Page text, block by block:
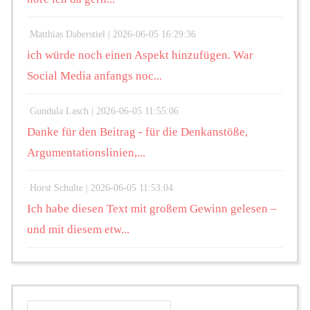
Matthias Daberstiel | 2026-06-05 16:29:36
ich würde noch einen Aspekt hinzufügen. War
Social Media anfangs noc...
Gundula Lasch | 2026-06-05 11:55:06
Danke für den Beitrag - für die Denkanstöße,
Argumentationslinien,...
Horst Schulte | 2026-06-05 11:53:04
Ich habe diesen Text mit großem Gewinn gelesen –
und mit diesem etw...